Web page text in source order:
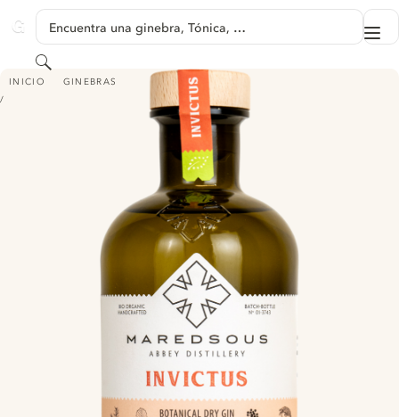
GINVENTORY
Encuentra una ginebra, Tónica, …
Buscar
INICIO GINEBRAS
ABBAYE DE MAREDSOUS INVICTUS - STRENGTH & POWER